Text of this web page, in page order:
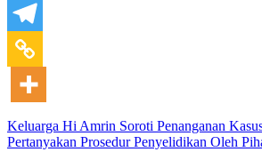
Keluarga Hi Amrin Soroti Penanganan
Pertanyakan Prosedur Penyelidikan Oleh